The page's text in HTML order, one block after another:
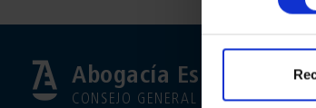
Abogacía Española
CONSEJO GENERAL